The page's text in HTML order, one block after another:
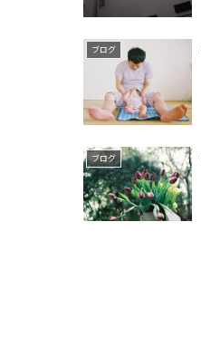
ブログ
ブログ